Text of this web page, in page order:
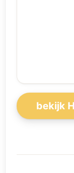
bekijk